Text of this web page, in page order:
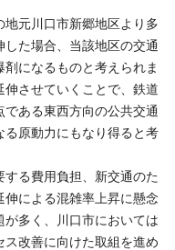
元川口市新郷地区より多
た場合、当該地区の交通
になるものと考えられま
させていくことで、鉄道
ある東西方向の公共交通
原動力にもなり得ると考
る費用負担、新交通のた
による混雑率上昇に懸念
多く、川口市においては
ス改善に向けた取組を進め